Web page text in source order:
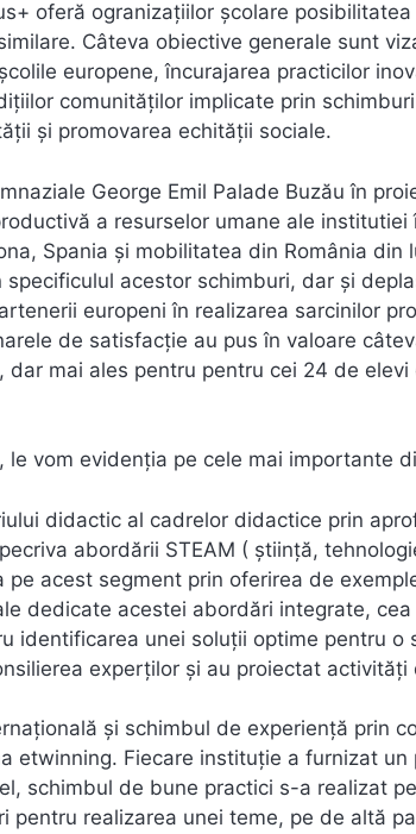
oferă ogranizațiilor şcolare
Câteva obiective generale sunt
europene, încurajarea practicilor
comunităților implicate prin
şi promovarea echității sociale.
George Emil Palade Buzău în
a resurselor umane ale
Spania şi mobilitatea din România
specificulul acestor schimburi, dar şi
europeni în realizarea sarcinilor
de satisfacție au pus în valoare
dar mai ales pentru pentru cei 24 de
le vom evidenția pe cele mai importante
didactic al cadrelor didactice prin
abordării STEAM ( ştiință,
pe acest segment prin oferirea de
dedicate acestei abordări integrate,
identificarea unei soluții optime pentru
experților şi au proiectat activități
şi schimbul de experiență prin
etwinning. Fiecare instituție a furnizat
schimbul de bune practici s-a realizat
pentru realizarea unei teme, pe de altă